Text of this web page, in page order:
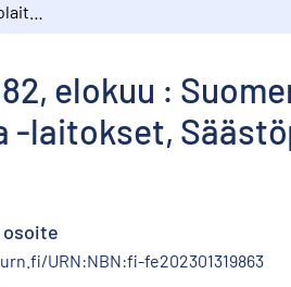
elokuu :
laitokset,
osoite
URN:NBN:fi-fe202301319863